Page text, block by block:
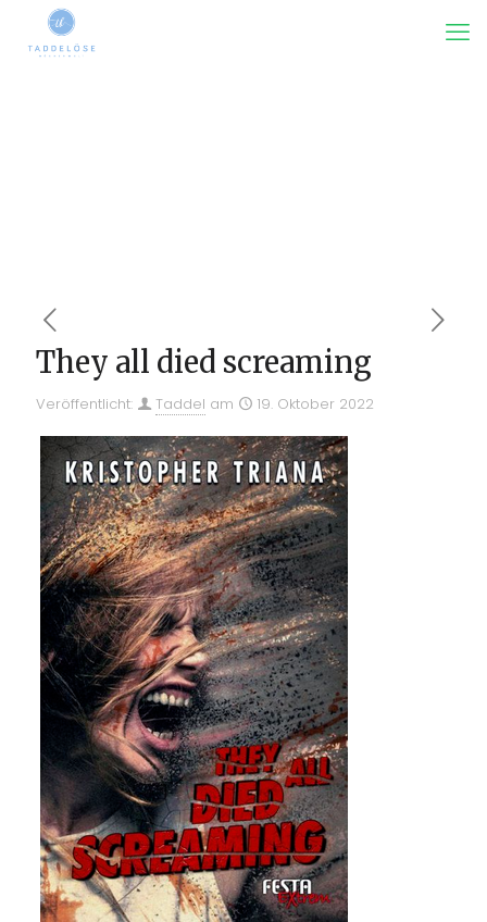
They all died screaming
Veröffentlicht: Taddel am 19. Oktober 2022